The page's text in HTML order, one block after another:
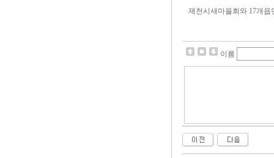
제천시새마을회와 17개
이름